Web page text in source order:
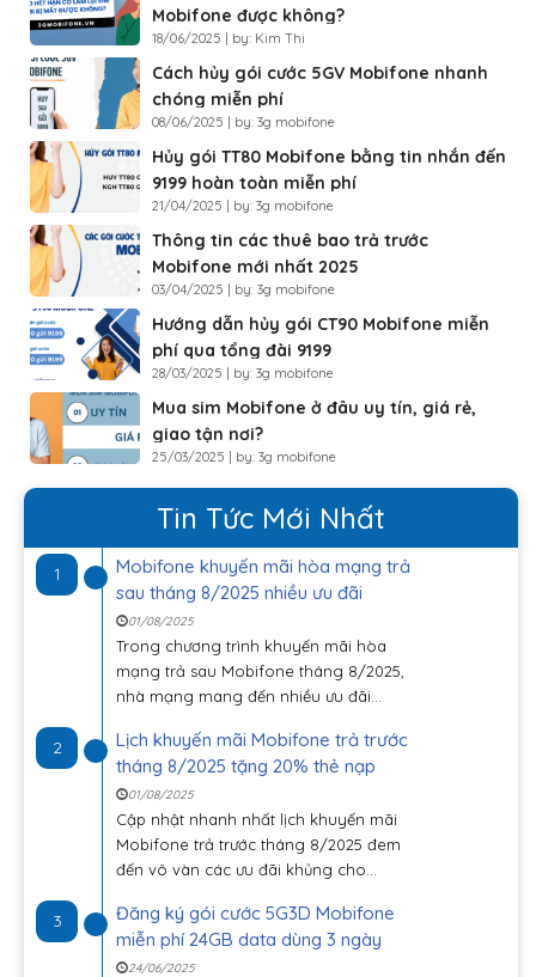
Mobifone được không?
18/06/2025 | by: Kim Thi
Cách hủy gói cước 5GV Mobifone nhanh
chóng miễn phí
08/06/2025 | by: 3g mobifone
Hủy gói TT80 Mobifone bằng tin nhắn đến
9199 hoàn toàn miễn phí
21/04/2025 | by: 3g mobifone
Thông tin các thuê bao trả trước
Mobifone mới nhất 2025
03/04/2025 | by: 3g mobifone
Hướng dẫn hủy gói CT90 Mobifone miễn
phí qua tổng đài 9199
28/03/2025 | by: 3g mobifone
Mua sim Mobifone ở đâu uy tín, giá rẻ,
giao tận nơi?
25/03/2025 | by: 3g mobifone
Tin Tức Mới Nhất
1
Mobifone khuyến mãi hòa mạng trả
sau tháng 8/2025 nhiều ưu đãi
01/08/2025
Trong chương trình khuyến mãi hòa
mạng trả sau Mobifone tháng 8/2025,
nhà mạng mang đến nhiều ưu đãi...
2
Lịch khuyến mãi Mobifone trả trước
tháng 8/2025 tặng 20% thẻ nạp
01/08/2025
Cập nhật nhanh nhất lịch khuyến mãi
Mobifone trả trước tháng 8/2025 đem
đến vô vàn các ưu đãi khủng cho...
3
Đăng ký gói cước 5G3D Mobifone
miễn phí 24GB data dùng 3 ngày
24/06/2025